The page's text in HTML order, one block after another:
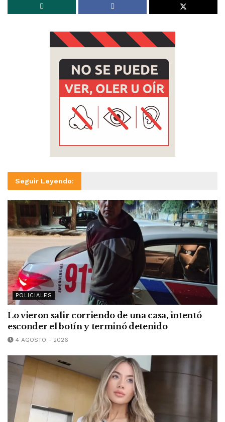
Seguir Leyendo:
POLICIALES
Lo vieron salir corriendo de una casa, intentó
esconder el botín y terminó detenido
4 AGOSTO - 2026